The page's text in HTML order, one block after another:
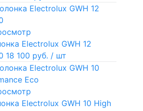
Electrolux GWH 12
18 100 руб. / шт
Electrolux GWH 10 High